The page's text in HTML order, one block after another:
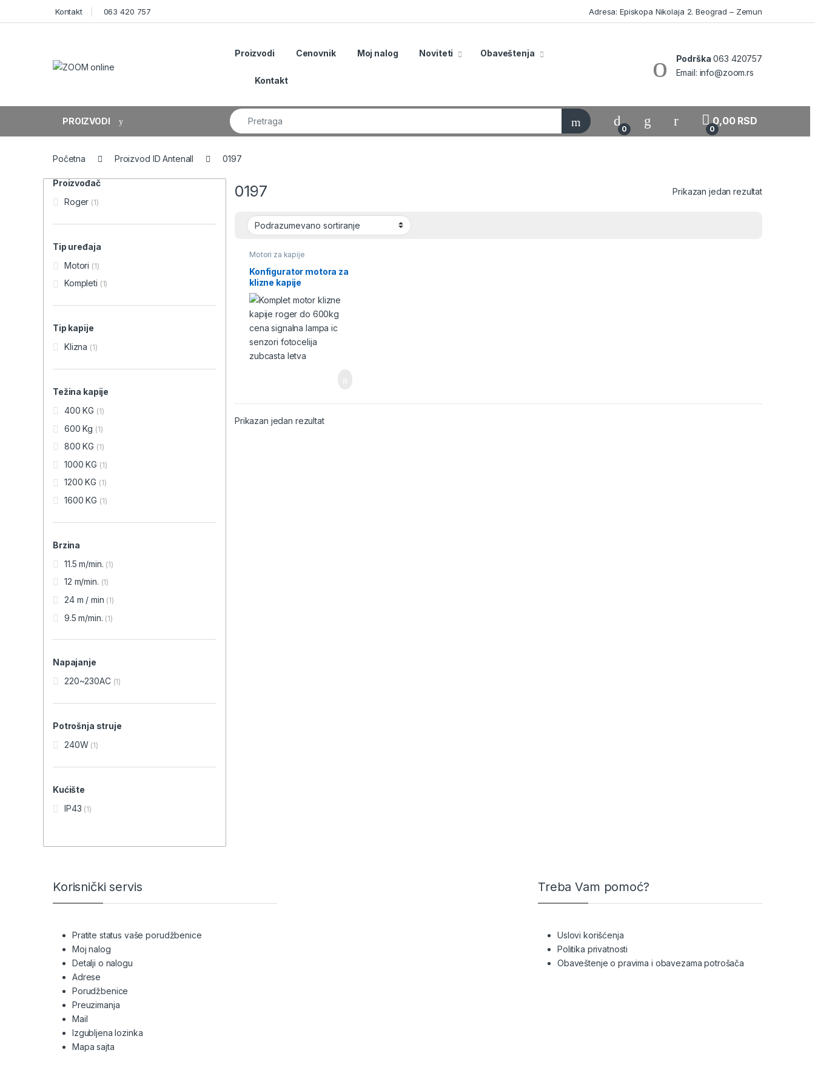
Kontakt 063 420 757 Adresa: Episkopa Nikolaja 2. Beograd – Zemun
Proizvodi Cenovnik Moj nalog Noviteti Obaveštenja
Kontakt
Podrška 063 420757
Email: info@zoom.rs
PROIZVODI
Search for:
0
My Account
0
0,00RSD
Početna Proizvod ID Antenall 0197
0197 Prikazan jedan rezultat
Motori za kapije
Konfigurator motora za
klizne kapije
Prikazan jedan rezultat
Proizvođač
Roger (1)
Tip uređaja
Motori (1)
Kompleti (1)
Tip kapije
Klizna (1)
Težina kapije
400 KG (1)
600 Kg (1)
800 KG (1)
1000 KG (1)
1200 KG (1)
1600 KG (1)
Brzina
11.5 m/min. (1)
12 m/min. (1)
24 m / min (1)
9.5 m/min. (1)
Napajanje
220~230AC (1)
Potrošnja struje
240W (1)
Kućište
IP43 (1)
Brands Carousel
Korisnički servis
Pratite status vaše porudžbenice
Moj nalog
Detalji o nalogu
Adrese
Porudžbenice
Preuzimanja
Mail
Izgubljena lozinka
Mapa sajta
Treba Vam pomoć?
Uslovi korišćenja
Politika privatnosti
Obaveštenje o pravima i obavezama potrošača